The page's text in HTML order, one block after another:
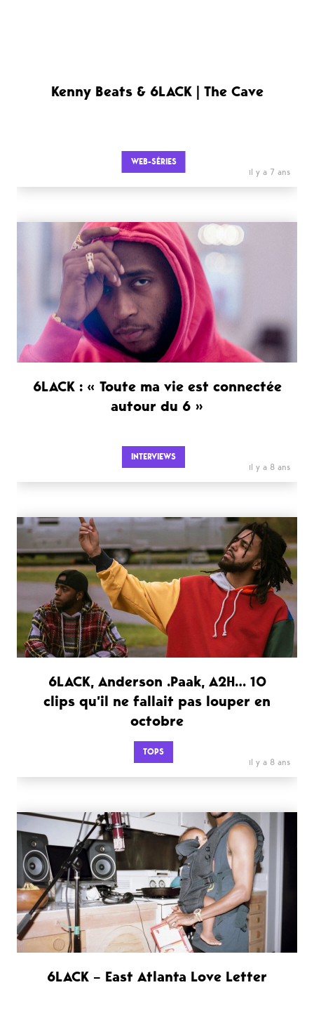
Kenny Beats & 6LACK | The Cave
WEB-SÉRIES
il y a 7 ans
6LACK : « Toute ma vie est connectée
autour du 6 »
INTERVIEWS
il y a 8 ans
6LACK, Anderson .Paak, A2H… 10
clips qu’il ne fallait pas louper en
octobre
TOPS
il y a 8 ans
6LACK – East Atlanta Love Letter